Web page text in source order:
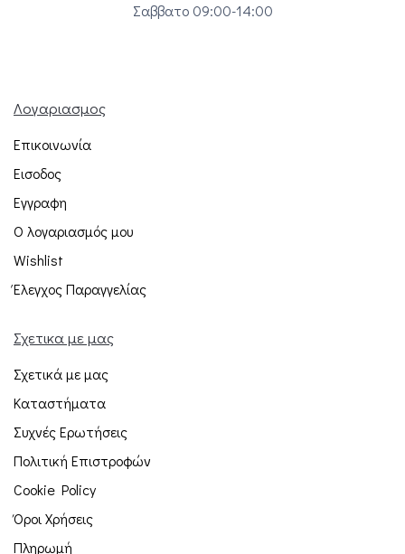
Σαββατο 09:00-14:00
Λογαριασμος
Επικοινωνία
Εισοδος
Εγγραφη
Ο λογαριασμός μου
Wishlist
Έλεγχος Παραγγελίας
Σχετικα με μας
Σχετικά με μας
Καταστήματα
Συχνές Ερωτήσεις
Πολιτική Επιστροφών
Cookie Policy
Όροι Χρήσεις
Πληρωμή